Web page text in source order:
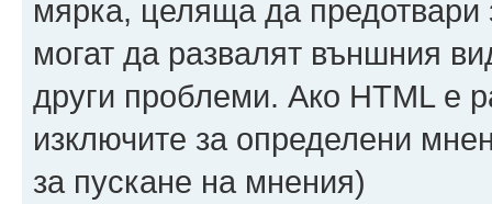
мярка, целяща да предотвари
могат да развалят външния
други проблеми. Ако HTML е
изключите за определени
за пускане на мнения)